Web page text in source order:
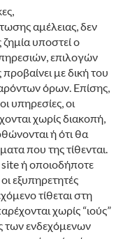
αμέλειας, δεν
υποστεί ο
επιλογών
με δική του
όρων. Επίσης,
υπηρεσίες, οι
χωρίς διακοπή,
ή ότι θα
που της τίθενται.
site ή οποιοδήποτε
εξυπηρετητές
τίθεται στη
χωρίς “ιούς”
των ενδεχόμενων